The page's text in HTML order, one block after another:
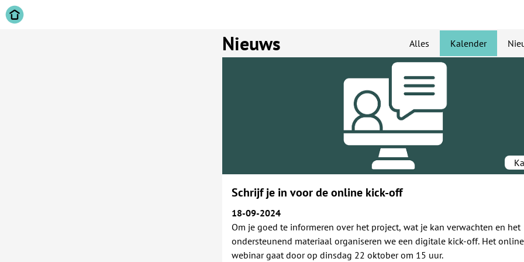
Nieuws Alles Kalender
Schrijf je in voor de online kick-off
18-09-2024
Om je goed te informeren over het project, wat je kan verwachten en het
ondersteunend materiaal organiseren we een digitale kick-off. Het online
webinar gaat door op dinsdag 22 oktober om 15 uur.